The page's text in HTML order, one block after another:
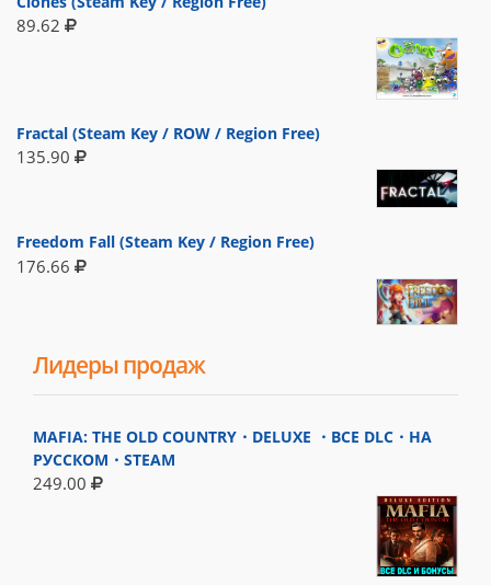
89.62
Fractal (Steam Key / ROW / Region Free)
135.90
Freedom Fall (Steam Key / Region Free)
176.66
Лидеры продаж
MAFIA: THE OLD COUNTRY・DELUXE ・ВСЕ DLC・НА
РУССКОМ・STEAM
249.00